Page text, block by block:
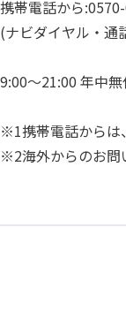
携帯電話から
(ナビダイヤル・通
9:00～21:00 年中無
※1携帯電話からは
※2海外からのお問